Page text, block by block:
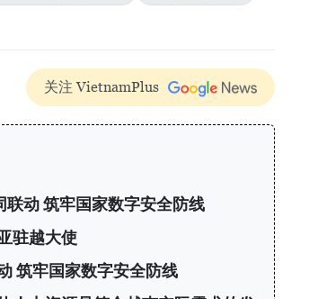
关注 VietnamPlus
动 筑牢国家数字安全防线
驻越大使
筑牢国家数字安全防线